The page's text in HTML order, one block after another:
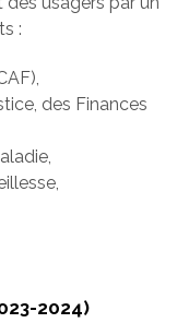
:
des Finances
2024)